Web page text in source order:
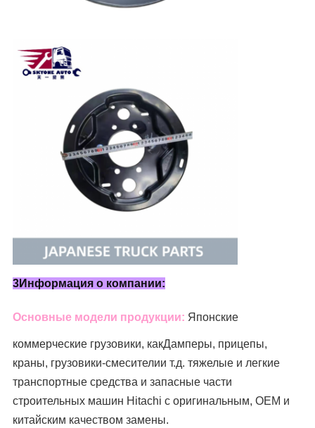
3Информация о компании:
Основные модели продукции: Японские
коммерческие грузовики, какДамперы, прицепы,
краны, грузовики-смесителии т.д. тяжелые и легкие
транспортные средства и запасные части
строительных машин Hitachi с оригинальным, OEM и
китайским качеством замены.